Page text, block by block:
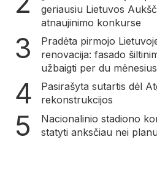
geriausiu Lietuvos
atnaujinimo konkurse
Pradėta pirmojo
renovacija: fasado
užbaigti per du mėnesius
Pasirašyta sutartis dėl
rekonstrukcijos
Nacionalinio stadiono
statyti anksčiau nei